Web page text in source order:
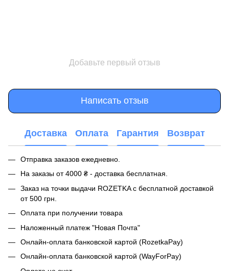
Добавьте первый отзыв
Написать отзыв
Доставка Оплата Гарантия Возврат
Отправка заказов ежедневно.
На заказы от 4000 ₴ - доставка бесплатная.
Заказ на точки выдачи ROZETKA с бесплатной доставкой
от 500 грн.
Оплата при получении товара
Наложенный платеж "Новая Почта"
Онлайн-оплата банковской картой (RozetkaPay)
Онлайн-оплата банковской картой (WayForPay)